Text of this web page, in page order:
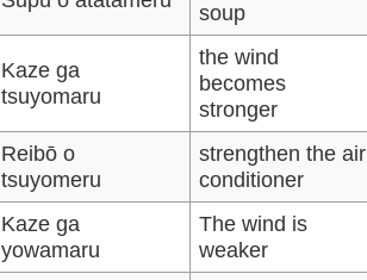
soup
Kaze ga
tsuyomaru
the wind
becomes
stronger
Reibō o
tsuyomeru
strengthen the air
conditioner
Kaze ga
yowamaru
The wind is
weaker